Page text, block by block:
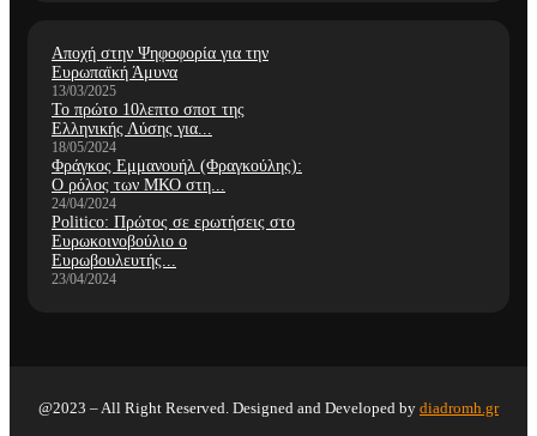
Αποχή στην Ψηφοφορία για την
Ευρωπαϊκή Άμυνα
13/03/2025
Το πρώτο 10λεπτο σποτ της
Ελληνικής Λύσης για...
18/05/2024
Φράγκος Εμμανουήλ (Φραγκούλης):
Ο ρόλος των ΜΚΟ στη...
24/04/2024
Politico: Πρώτος σε ερωτήσεις στο
Ευρωκοινοβούλιο ο
Ευρωβουλευτής...
23/04/2024
@2023 – All Right Reserved. Designed and Developed by diadromh.gr